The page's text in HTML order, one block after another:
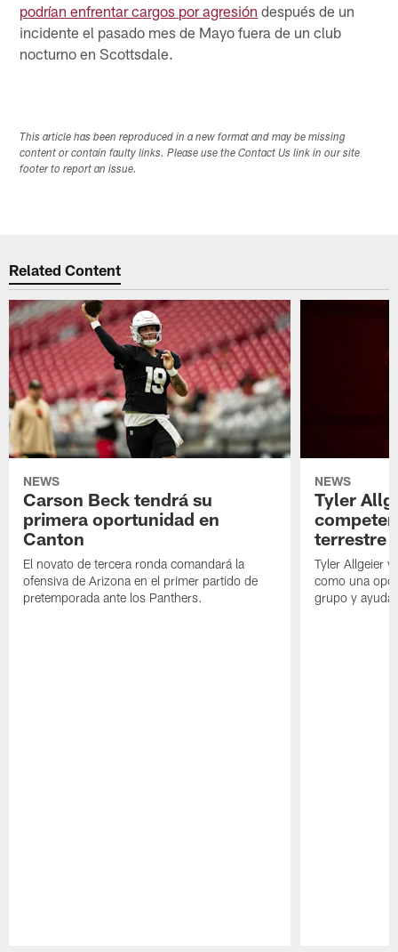
podrían enfrentar cargos por agresión después de un
incidente el pasado mes de Mayo fuera de un club
nocturno en Scottsdale.
This article has been reproduced in a new format and may be missing
content or contain faulty links. Please use the Contact Us link in our site
footer to report an issue.
Related Content
NEWS
Carson Beck tendrá su
primera oportunidad en
Canton
El novato de tercera ronda comandará la
ofensiva de Arizona en el primer partido de
pretemporada ante los Panthers.
NEWS
Tyler
terrestre
Tyler Allgeier
como una
grupo y